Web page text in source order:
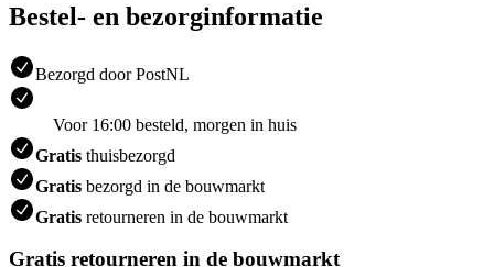
Bestel- en bezorginformatie
Bezorgd door PostNL
Voor 16:00 besteld, morgen in huis
Gratis thuisbezorgd
Gratis bezorgd in de bouwmarkt
Gratis retourneren in de bouwmarkt
Gratis retourneren in de bouwmarkt